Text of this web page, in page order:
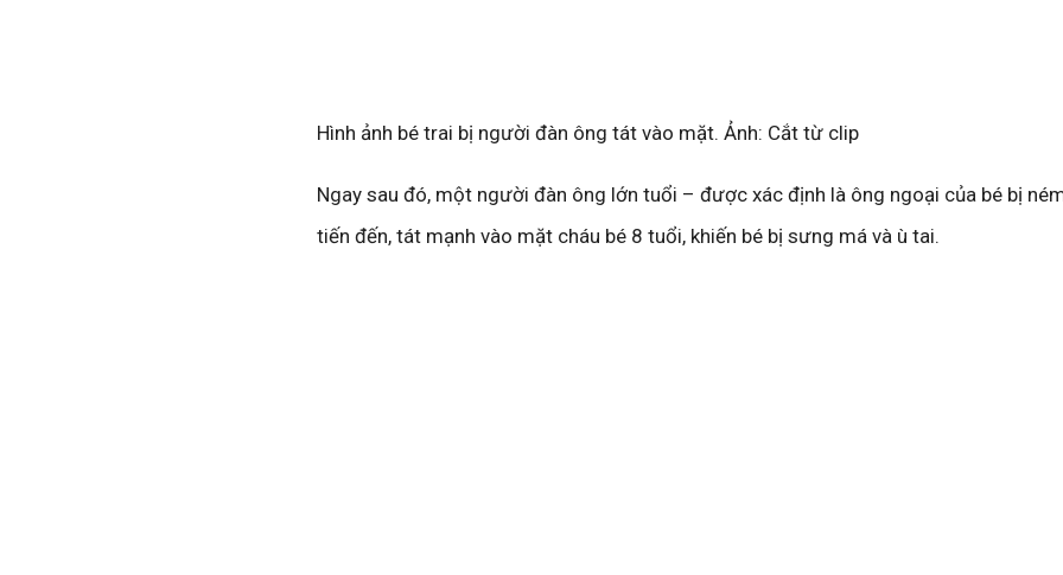
Hình ảnh bé trai bị người đàn ông tát vào mặt. Ảnh: Cắt từ clip
Ngay sau đó, một người đàn ông lớn tuổi – được xác định là ông ngoại của bé bị
tiến đến, tát mạnh vào mặt cháu bé 8 tuổi, khiến bé bị sưng má và ù tai.